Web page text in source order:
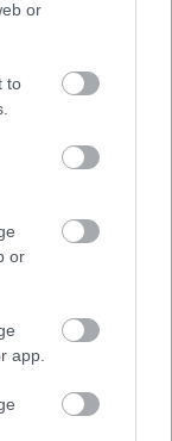
or
to
or
app.
külföldi
is lesz.
alapuló
témájú
is
is